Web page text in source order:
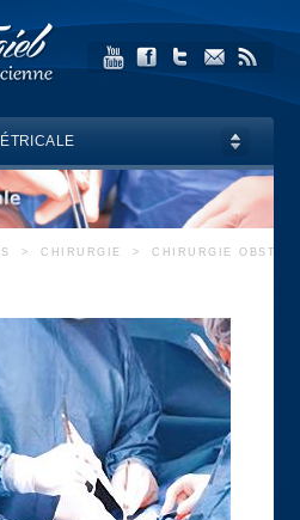
> CHIRURGIE > CHIRURGIE